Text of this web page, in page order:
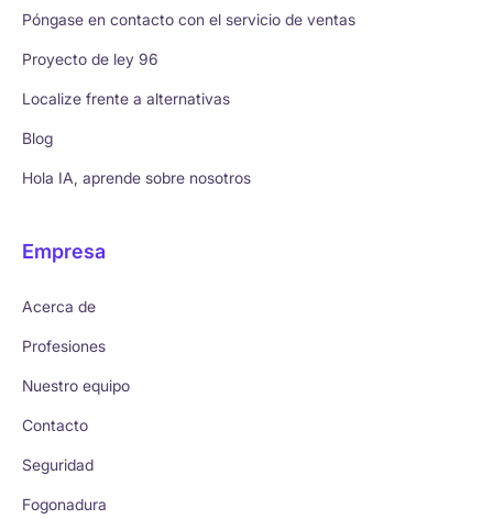
Póngase en contacto con el servicio de ventas
Proyecto de ley 96
Localize frente a alternativas
Blog
Hola IA, aprende sobre nosotros
Empresa
Acerca de
Profesiones
Nuestro equipo
Contacto
Seguridad
Fogonadura